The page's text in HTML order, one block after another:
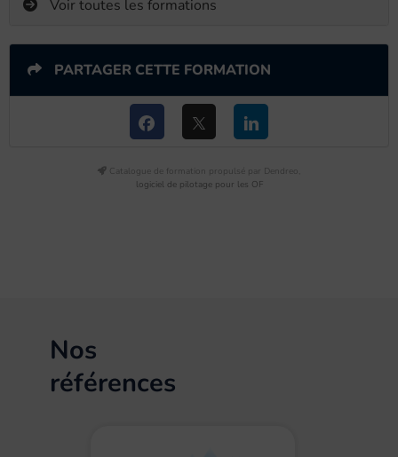
Voir toutes les formations
PARTAGER CETTE FORMATION
Catalogue de formation propulsé par Dendreo,
logiciel de pilotage pour les OF
Nos
références